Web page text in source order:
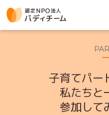
子育てパー
私たちと
参加して